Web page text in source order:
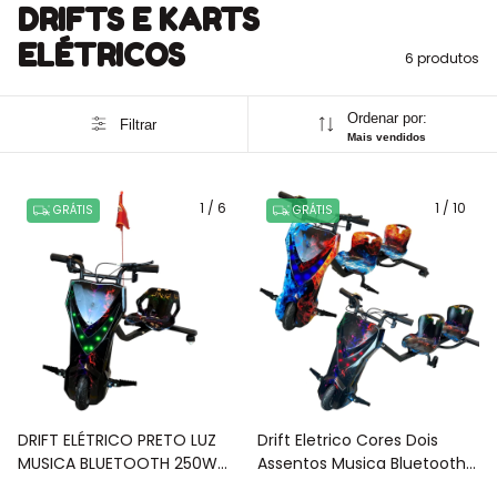
DRIFTS E KARTS
ELÉTRICOS
6 produtos
Filtrar Ordenar por:
Mais vendidos
1 / 6
GRÁTIS
DRIFT ELÉTRICO PRETO LUZ
MUSICA BLUETOOTH 250W
1 / 10
GRÁTIS
Drift Eletrico Cores Dois
Assentos Musica Bluetooth